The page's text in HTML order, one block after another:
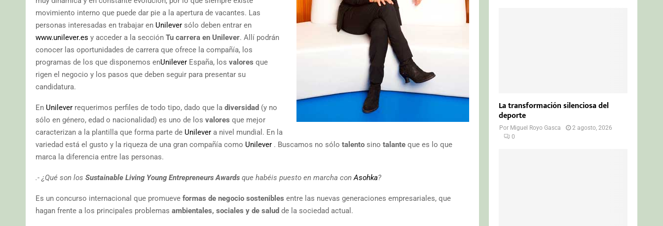
movimiento interno que puede dar pie a la apertura de vacantes. Las
personas interesadas en trabajar en Unilever sólo deben entrar en
www.unilever.es y acceder a la sección Tu carrera en Unilever. Allí podrán
conocer las oportunidades de carrera que ofrece la compañía, los
programas de los que disponemos enUnilever España, los valores que
rigen el negocio y los pasos que deben seguir para presentar su
candidatura.
En Unilever requerimos perfiles de todo tipo, dado que la diversidad (y no
sólo en género, edad o nacionalidad) es uno de los valores que mejor
caracterizan a la plantilla que forma parte de Unilever a nivel mundial. En la
variedad está el gusto y la riqueza de una gran compañía como Unilever . Buscamos no sólo talento sino talante que es lo que
marca la diferencia entre las personas.
.- ¿Qué son los Sustainable Living Young Entrepreneurs Awards que habéis puesto en marcha con Asohka?
Es un concurso internacional que promueve formas de negocio sostenibles entre las nuevas generaciones empresariales, que
hagan frente a los principales problemas ambientales, sociales y de salud de la sociedad actual.
La transformación silenciosa del
deporte
Por Miguel Royo Gasca
2 agosto, 2026
0